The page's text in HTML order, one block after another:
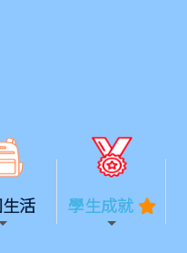
活 學生成就